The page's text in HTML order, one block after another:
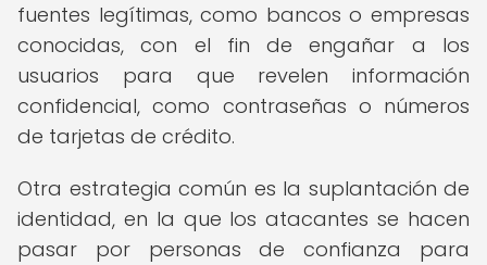
fuentes legítimas, como bancos o empresas
conocidas, con el fin de engañar a los
usuarios para que revelen información
confidencial, como contraseñas o números
de tarjetas de crédito.
Otra estrategia común es la suplantación de
identidad, en la que los atacantes se hacen
pasar por personas de confianza para